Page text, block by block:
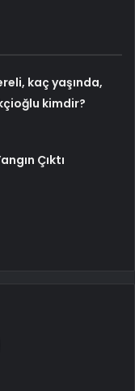
kaç yaşında,
kimdir?
Çıktı